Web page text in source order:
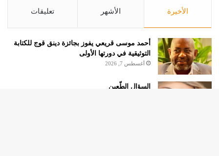
الأخيرة الأشهر تعليقات
أحمد موسى قريعي يفوز بجائزة دينق قوج للكتابة
التوثيقية في دورتها الأولى
أغسطس 7, 2026
السؤال الطّعين